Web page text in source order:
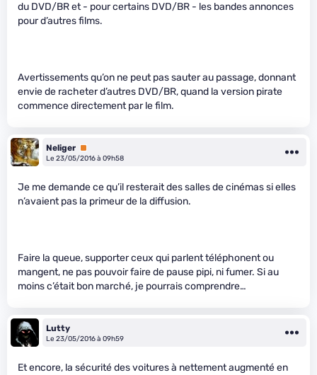
du DVD/BR et - pour certains DVD/BR - les bandes annonces
pour d’autres films.
Avertissements qu’on ne peut pas sauter au passage, donnant
envie de racheter d’autres DVD/BR, quand la version pirate
commence directement par le film.
Neliger Premium
Le 23/05/2016 à 09h58
Je me demande ce qu’il resterait des salles de cinémas si elles
n’avaient pas la primeur de la diffusion.
Faire la queue, supporter ceux qui parlent téléphonent ou
mangent, ne pas pouvoir faire de pause pipi, ni fumer. Si au
moins c’était bon marché, je pourrais comprendre…
Lutty
Le 23/05/2016 à 09h59
Et encore, la sécurité des voitures à nettement augmenté en